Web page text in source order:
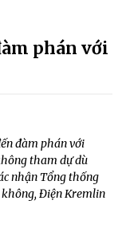
phán với
đàm phán với
tham dự dù
nhận Tổng thống
Điện Kremlin